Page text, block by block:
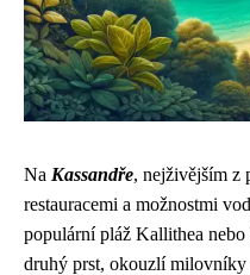
Na Kassandře, nejživějším z
restauracemi a možnostmi
populární pláž Kallithea
druhý prst, okouzlí